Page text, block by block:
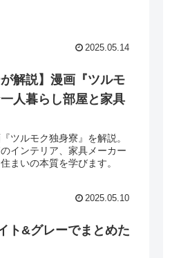
2025.05.14
解説】漫画『ツルモ
人暮らし部屋と家具
ツルモク独身寮』を解説。
インテリア、家具メーカー
まいの本質を学びます。
2025.05.10
ト&グレーでまとめた